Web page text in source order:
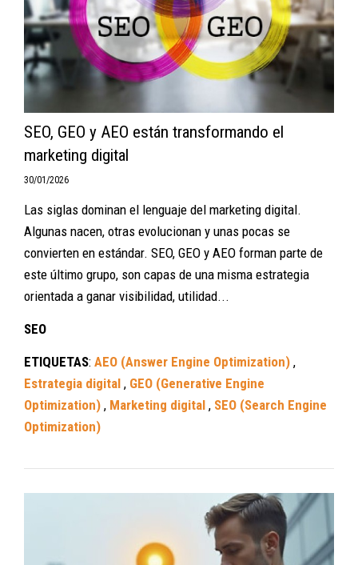
SEO, GEO y AEO están transformando el
marketing digital
30/01/2026
Las siglas dominan el lenguaje del marketing digital.
Algunas nacen, otras evolucionan y unas pocas se
convierten en estándar. SEO, GEO y AEO forman parte de
este último grupo, son capas de una misma estrategia
orientada a ganar visibilidad, utilidad...
SEO
ETIQUETAS: AEO (Answer Engine Optimization) ,
Estrategia digital , GEO (Generative Engine
Optimization) , Marketing digital , SEO (Search Engine
Optimization)